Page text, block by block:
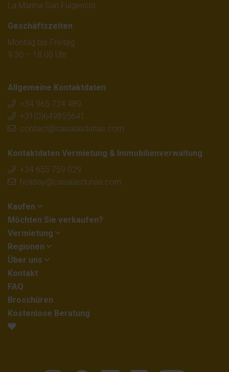
La Marina-San Fulgencio
Geschäftszeiten
Montag bis Freitag
9.30 – 18.00 Uhr
Allgemeine Kontaktdaten
+34 965 724 489
+31(0)649855641
contact@casalasdunas.com
Kontaktdaten Vermietung & Immobilienverwaltung
+34 655 759 029
holiday@casalasdunas.com
Kaufen
Möchten Sie verkaufen?
Vermietung
Regionen
Über uns
Kontakt
FAQ
Broschüren
Kostenlose Beratung